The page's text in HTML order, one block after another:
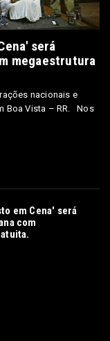
será
megaestrutura
nacionais e
Boa Vista – RR. Nos
em Cena' será
com